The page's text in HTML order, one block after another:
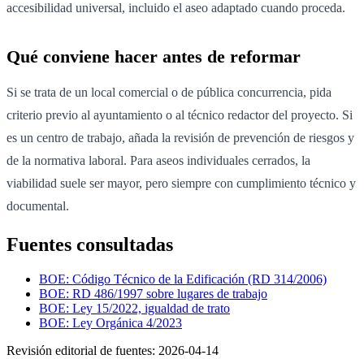
accesibilidad universal, incluido el aseo adaptado cuando proceda.
Qué conviene hacer antes de reformar
Si se trata de un local comercial o de pública concurrencia, pida
criterio previo al ayuntamiento o al técnico redactor del proyecto. Si
es un centro de trabajo, añada la revisión de prevención de riesgos y
de la normativa laboral. Para aseos individuales cerrados, la
viabilidad suele ser mayor, pero siempre con cumplimiento técnico y
documental.
Fuentes consultadas
BOE: Código Técnico de la Edificación (RD 314/2006)
BOE: RD 486/1997 sobre lugares de trabajo
BOE: Ley 15/2022, igualdad de trato
BOE: Ley Orgánica 4/2023
Revisión editorial de fuentes: 2026-04-14